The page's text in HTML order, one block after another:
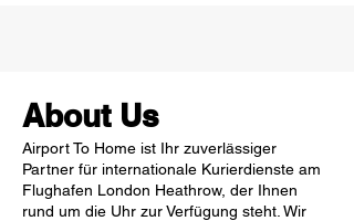
About Us
Airport To Home ist Ihr zuverlässiger
Partner für internationale Kurierdienste am
Flughafen London Heathrow, der Ihnen
rund um die Uhr zur Verfügung steht. Wir